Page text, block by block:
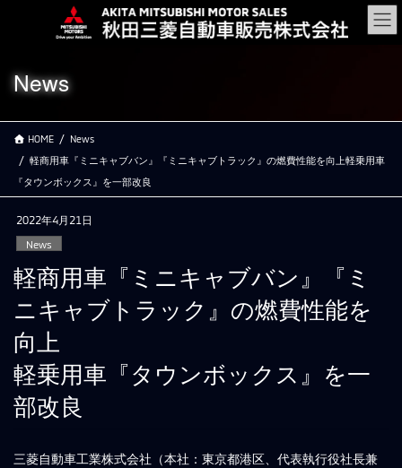
移
ン
News
HOME
News
軽商用車『ミニキャブバン』『ミニキャブトラック』の燃費性能を向上軽乗用車
『タウンボックス』を一部改良
2022年4月21日
News
軽商用車『ミニキャブバン』『ミ
ニキャブトラック』の燃費性能を
向上
軽乗用車『タウンボックス』を一
部改良
三菱自動車工業株式会社（本社：東京都港区、代表執行役社長兼